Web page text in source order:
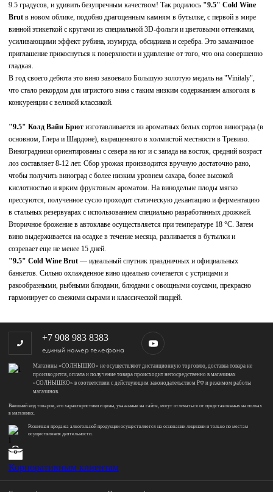
9.5 градусов, и удивить безупречным качеством! Так родилось "9.5" Cold Wine
Brut в новом облике, подобно драгоценным камням в бутылке, с первой в мире
винной этикеткой с кругами из специальной 3D-фольги и цветовыми оттенками,
усиливающими эффект рубина, изумруда, обсидиана и серебра. Это заманчивое
приглашение прикоснуться к поверхности и удивление от того, что она совершенно
гладкая.
В год своего дебюта это вино завоевало Большую золотую медаль на "Vinitaly",
что стало рекордом для игристого вина с таким низким содержанием алкоголя в
конкуренции с великой классикой.
"9.5" Колд Вайн Брют изготавливается из ароматных белых сортов винограда (в
основном, Глера и Шардоне), выращенного в холмистой местности в Тревизо.
Виноградники ориентированы с севера на юг и с запада на восток, средний возраст
лоз составляет 8-12 лет. Сбор урожая производится вручную достаточно рано,
чтобы получить виноград с более низким уровнем сахара, более высокой
кислотностью и ярким фруктовым ароматом. На винодельне плоды мягко
прессуются, полученное сусло проходит статическую декантацию и ферментацию
в стальных резервуарах с использованием специально разработанных дрожжей.
Вторичное брожение в автоклаве осуществляется при температуре 18 °С. Затем
вино выдерживается на осадке в течение месяца, разливается в бутылки и
созревает еще не менее 15 дней.
"9.5" Cold Wine Brut — идеальный спутник праздничных и официальных
банкетов. Сильно охлажденное вино идеально сочетается с устрицами и
ракообразными, рыбными блюдами, блюдами с овощными соусами, прекрасно
гармонирует со свежими сырами и классической пиццей.
+7 908 983 8383
единый номер телефона
Магазины «СОЛНЫШКО» не осуществляют дистанционную торговлю, доставка товара не
производится, оплата и получение товара происходит непосредственно в магазинах
«СОЛНЫШКО» в соответствии с действующим законодательством РФ и режимом работы
магазинов.
Внешний вид товаров, его характеристики и цены, указанные на сайте, могут отличаться от представленных на полках
в магазинах.
Розничная продажа алкогольной продукции осуществляется на основании лицензии и только по местам
осуществления деятельности.
Корпоративным клиентам